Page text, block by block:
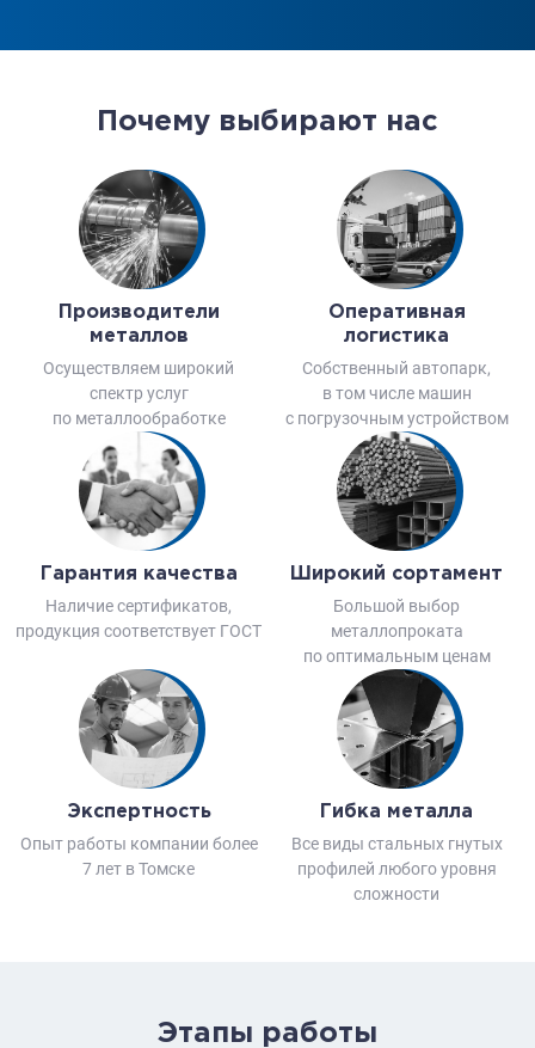
Почему выбирают нас
Производители
металлов
Осуществляем широкий
спектр услуг
по металлообработке
Оперативная
логистика
Собственный автопарк,
в том числе машин
с погрузочным устройством
Гарантия качества
Наличие сертификатов,
продукция соответствует ГОСТ
Широкий сортамент
Большой выбор
металлопроката
по оптимальным ценам
Экспертность
Опыт работы компании более
7 лет в Томске
Гибка металла
Все виды стальных гнутых
профилей любого уровня
сложности
Этапы работы